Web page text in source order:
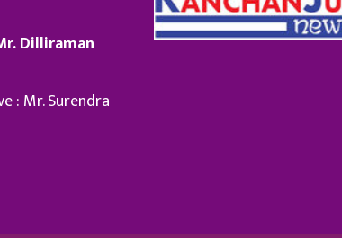
Dilliraman
: Mr. Surendra